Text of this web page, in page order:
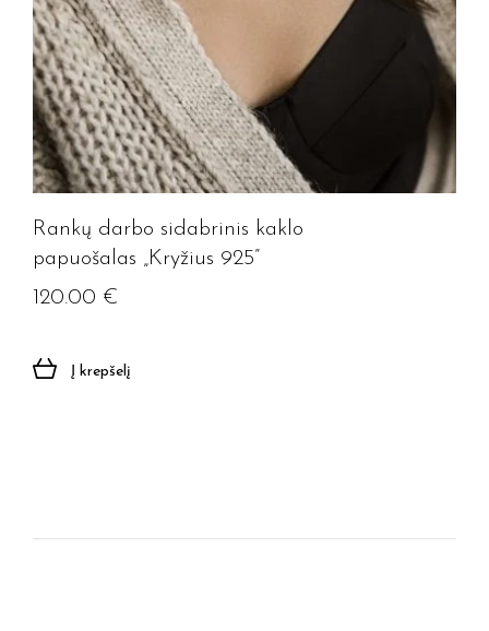
Rankų darbo sidabrinis kaklo
papuošalas „Kryžius 925”
120.00 €
Į krepšelį